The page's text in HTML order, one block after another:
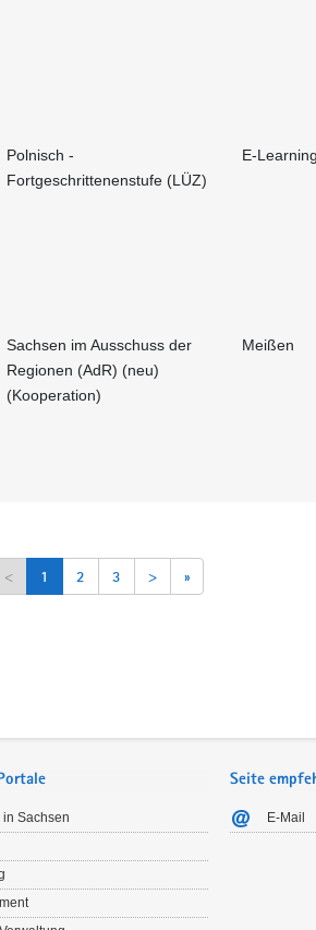
Polnisch -
Fortgeschrittenenstufe (LÜZ)
E-Learning
Sachsen im Ausschuss der
Regionen (AdR) (neu)
(Kooperation)
Meißen
< 1 2 3 > »
Sachsen
Seite
E-Mail